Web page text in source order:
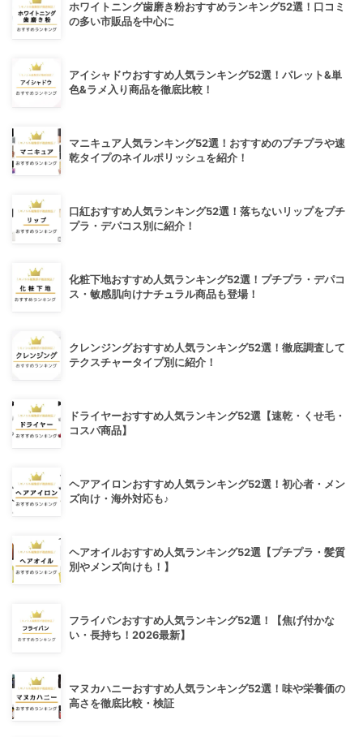
ホワイトニング歯磨き粉おすすめランキング52選！口コミ
の多い市販品を中心に
アイシャドウおすすめ人気ランキング52選！パレット&単
色&ラメ入り商品を徹底比較！
マニキュア人気ランキング52選！おすすめのプチプラや速
乾タイプのネイルポリッシュを紹介！
口紅おすすめ人気ランキング52選！落ちないリップをプチ
プラ・デパコス別に紹介！
化粧下地おすすめ人気ランキング52選！プチプラ・デパコ
ス・敏感肌向けナチュラル商品も登場！
クレンジングおすすめ人気ランキング52選！徹底調査して
テクスチャータイプ別に紹介！
ドライヤーおすすめ人気ランキング52選【速乾・くせ毛・
コスパ商品】
ヘアアイロンおすすめ人気ランキング52選！初心者・メン
ズ向け・海外対応も♪
ヘアオイルおすすめ人気ランキング52選【プチプラ・髪質
別やメンズ向けも！】
フライパンおすすめ人気ランキング52選！【焦げ付かな
い・長持ち！2026最新】
マヌカハニーおすすめ人気ランキング52選！味や栄養価の
高さを徹底比較・検証